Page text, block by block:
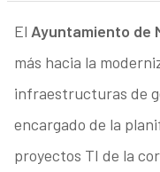
El Ayuntamiento de
más hacia la
infraestructuras de
encargado de la
proyectos TI de la